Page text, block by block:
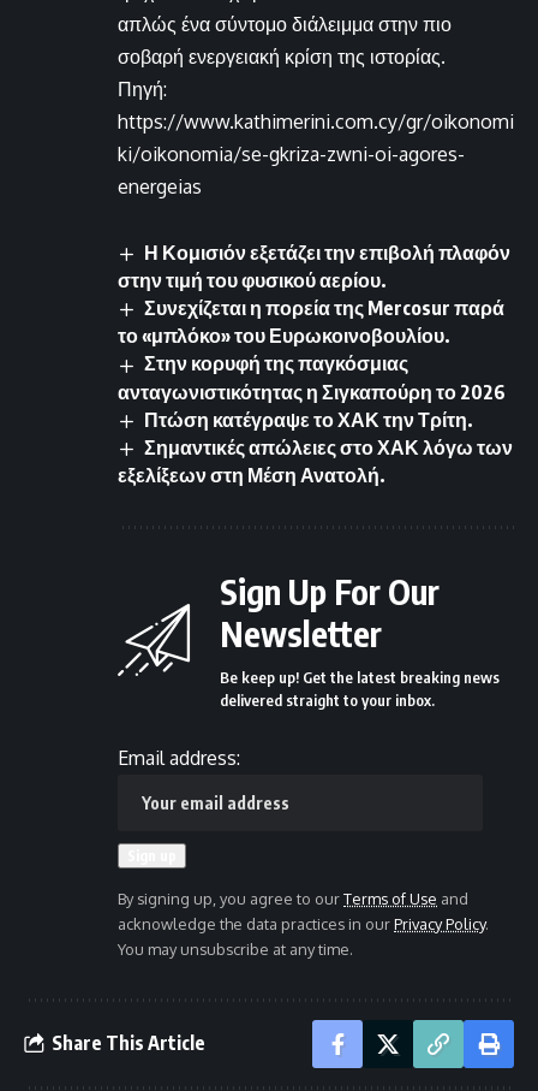
απλώς ένα σύντομο διάλειμμα στην πιο
σοβαρή ενεργειακή κρίση της ιστορίας.
Πηγή:
https://www.kathimerini.com.cy/gr/oikonomi
ki/oikonomia/se-gkriza-zwni-oi-agores-
energeias
Η Κομισιόν εξετάζει την επιβολή πλαφόν
στην τιμή του φυσικού αερίου.
Συνεχίζεται η πορεία της Mercosur παρά
το «μπλόκο» του Ευρωκοινοβουλίου.
Στην κορυφή της παγκόσμιας
ανταγωνιστικότητας η Σιγκαπούρη το 2026
Πτώση κατέγραψε το ΧΑΚ την Τρίτη.
Σημαντικές απώλειες στο ΧΑΚ λόγω των
εξελίξεων στη Μέση Ανατολή.
Sign Up For Our
Newsletter
Be keep up! Get the latest breaking news
delivered straight to your inbox.
Email address:
By signing up, you agree to ourTerms of Use and
acknowledge the data practices in ourPrivacy Policy.
You may unsubscribe at any time.
Share This Article